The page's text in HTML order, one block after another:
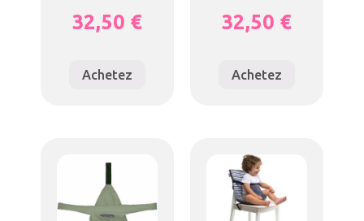
32,50 €
Achetez
32,50 €
Achetez